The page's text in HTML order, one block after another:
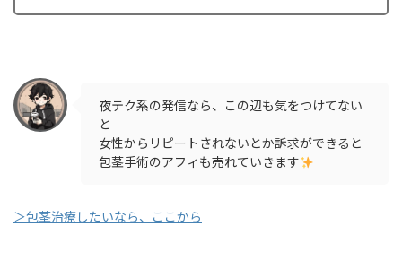
夜テク系の発信なら、この辺も気をつけてない
と
女性からリピートされないとか訴求ができると
包茎手術のアフィも売れていきます
＞包茎治療したいなら、ここから